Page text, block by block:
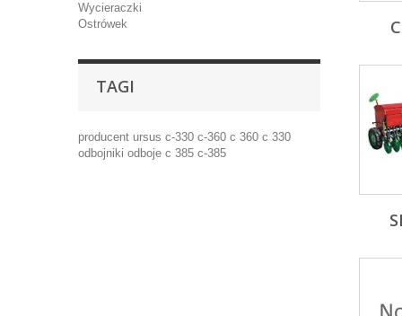
Wycieraczki
Ostrówek
TAGI
producent ursus c-330 c-360 c 360 c 330
odbojniki odboje c 385 c-385